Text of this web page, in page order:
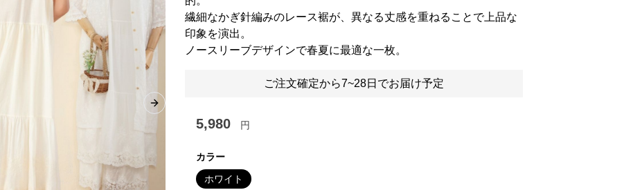
Next slide
繊細なかぎ針編みのレース裾が、異なる丈感を重ねることで上品な
印象を演出。
ノースリーブデザインで春夏に最適な一枚。
ご注文確定から7~28日でお届け予定
5,980 円
カラー
ホワイト